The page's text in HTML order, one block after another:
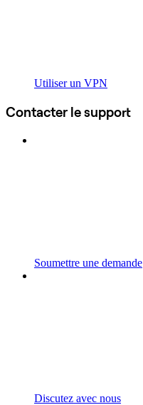
Utiliser un VPN
Contacter le support
Soumettre une demande
Discutez avec nous